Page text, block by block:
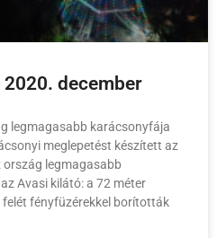
december
legmagasabb karácsonyfája
meglepetést készített az
ország legmagasabb
Avasi kilátó: a 72 méter
fényfüzérekkel borították